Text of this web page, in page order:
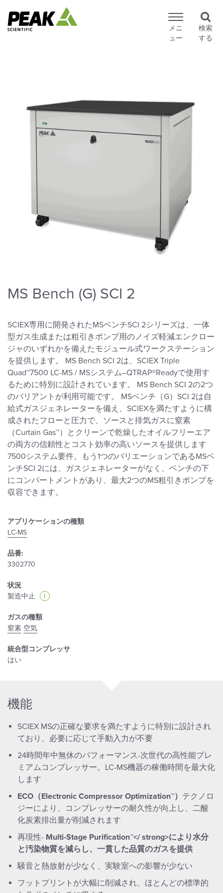
メニ
ュー
検索
する
アプリケーションの種類
LC-MS
品番:
3302770
状況
製造中止
i
ガスの種類
窒素 空気
統合型コンプレッサ
はい
MS Bench (G) SCI 2
SCIEX専用に開発されたMSベンチSCI 2シリーズは、一体
型ガス生成または粗引きポンプ用のノイズ軽減エンクロー
ジャのいずれかを備えたモジュール式ワークステーション
を提供します。 MS Bench SCI 2は、SCIEX Triple
Quad™7500 LC-MS / MSシステム–QTRAP®Readyで使用す
るために特別に設計されています。 MS Bench SCI 2の2つ
のバリアントが利用可能です。 MSベンチ（G）SCI 2は自
給式ガスジェネレーターを備え、SCIEXを満たすように構
成されたフローと圧力で、ソースと排気ガスに窒素
（Curtain Gas™）とクリーンで乾燥したオイルフリーエア
の両方の信頼性とコスト効率の高いソースを提供します
7500システム要件。もう1つのバリエーションであるMSベ
ンチSCI 2には、ガスジェネレーターがなく、ベンチの下
にコンパートメントがあり、最大2つのMS粗引きポンプを
収容できます。
機能
SCIEX MSの正確な要求を満たすように特別に設計され
ており、必要に応じて手動入力が不要
24時間年中無休のパフォーマンス-次世代の高性能プレ
ミアムコンプレッサー。LC-MS機器の稼働時間を最大化
します
ECO（Electronic Compressor Optimization™） テクノロ
ジーにより、コンプレッサーの耐久性が向上し、二酸
化炭素排出量が削減されます
再現性- Multi-Stage Purification™</ strong>により水分
と汚染物質を減らし、一貫した品質のガスを提供
騒音と熱放射が少なく、実験室への影響が少ない
フットプリントが大幅に削減され、ほとんどの標準的